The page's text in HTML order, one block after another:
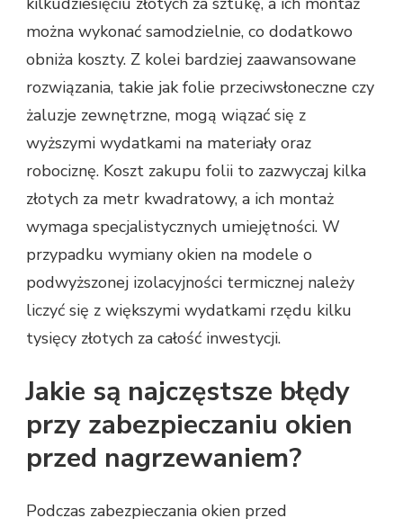
można wykonać samodzielnie, co dodatkowo
obniża koszty. Z kolei bardziej zaawansowane
rozwiązania, takie jak folie przeciwsłoneczne czy
żaluzje zewnętrzne, mogą wiązać się z
wyższymi wydatkami na materiały oraz
robociznę. Koszt zakupu folii to zazwyczaj kilka
złotych za metr kwadratowy, a ich montaż
wymaga specjalistycznych umiejętności. W
przypadku wymiany okien na modele o
podwyższonej izolacyjności termicznej należy
liczyć się z większymi wydatkami rzędu kilku
tysięcy złotych za całość inwestycji.
Jakie są najczęstsze błędy
przy zabezpieczaniu okien
przed nagrzewaniem?
Podczas zabezpieczania okien przed